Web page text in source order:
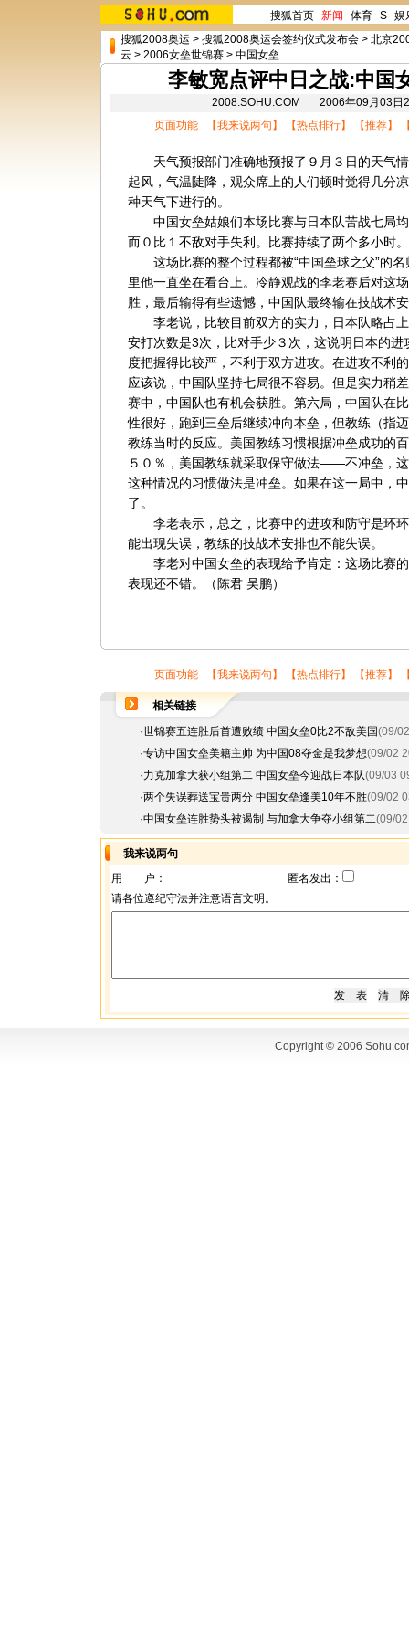
搜狐首页-新闻 -体育-S-娱
搜狐2008奥运 > 搜狐2008奥运会签约仪式发布会 > 北京
云 > 2006女垒世锦赛 > 中国女垒
李敏宽点评中日之战:中国
2008.SOHU.COM 2006年09月03
页面功能 【我来说两句 】 【热点排行】 【推荐】
天气预报部门准确地预报了９月３日的天气情
起风，气温陡降，观众席上的人们顿时觉得几分
种天气下进行的。
中国女垒姑娘们本场比赛与日本队苦战七局均
而０比１不敌对手失利。比赛持续了两个多小时。
这场比赛的整个过程都被“中国垒球之父”的名
里他一直坐在看台上。冷静观战的李老赛后对这
胜，最后输得有些遗憾，中国队最终输在技战术
李老说，比较目前双方的实力，日本队略占上
安打次数是3次，比对手少３次，这说明日本的
度把握得比较严，不利于双方进攻。在进攻不利
应该说，中国队坚持七局很不容易。但是实力稍
赛中，中国队也有机会获胜。第六局，中国队在
性很好，跑到三垒后继续冲向本垒，但教练（指
教练当时的反应。美国教练习惯根据冲垒成功的
５０％，美国教练就采取保守做法——不冲垒，
这种情况的习惯做法是冲垒。如果在这一局中，
了。
李老表示，总之，比赛中的进攻和防守是环环
能出现失误，教练的技战术安排也不能失误。
李老对中国女垒的表现给予肯定：这场比赛的
表现还不错。（陈君 吴鹏）
页面功能 【我来说两句 】 【热点排行】 【推荐】
相关链接
·世锦赛五连胜后首遭败绩 中国女垒0比2不敌美国(09/
·专访中国女垒美籍主帅 为中国08夺金是我梦想(09/02
·力克加拿大获小组第二 中国女垒今迎战日本队(09/03
·两个失误葬送宝贵两分 中国女垒逢美10年不胜(09/02
·中国女垒连胜势头被遏制 与加拿大争夺小组第二(09/
我来说两句
用 户：
匿名发出：
请各位遵纪守法并注意语言文明。
Copyright © 2006